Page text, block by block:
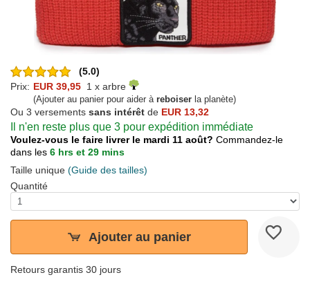
(5.0)
Prix: EUR 39,95 1 x arbre
(Ajouter au panier pour aider à reboiser la planète)
Ou 3 versements sans intérêt de EUR 13,32
Il n'en reste plus que 3 pour expédition immédiate
Voulez-vous le faire livrer le mardi 11 août? Commandez-le
dans les 6 hrs et 29 mins
Taille unique (Guide des tailles)
Quantité
Ajouter au panier
Retours garantis 30 jours